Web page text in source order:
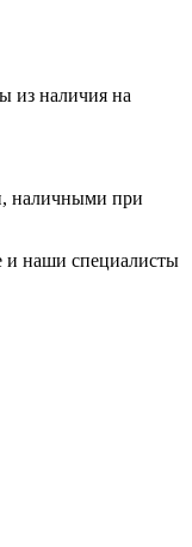
из наличия на
наличными при
и наши специалисты